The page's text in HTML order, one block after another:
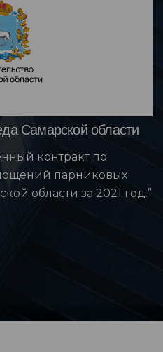
Самарской области
контракт по
парниковых
области за 2021 год.”